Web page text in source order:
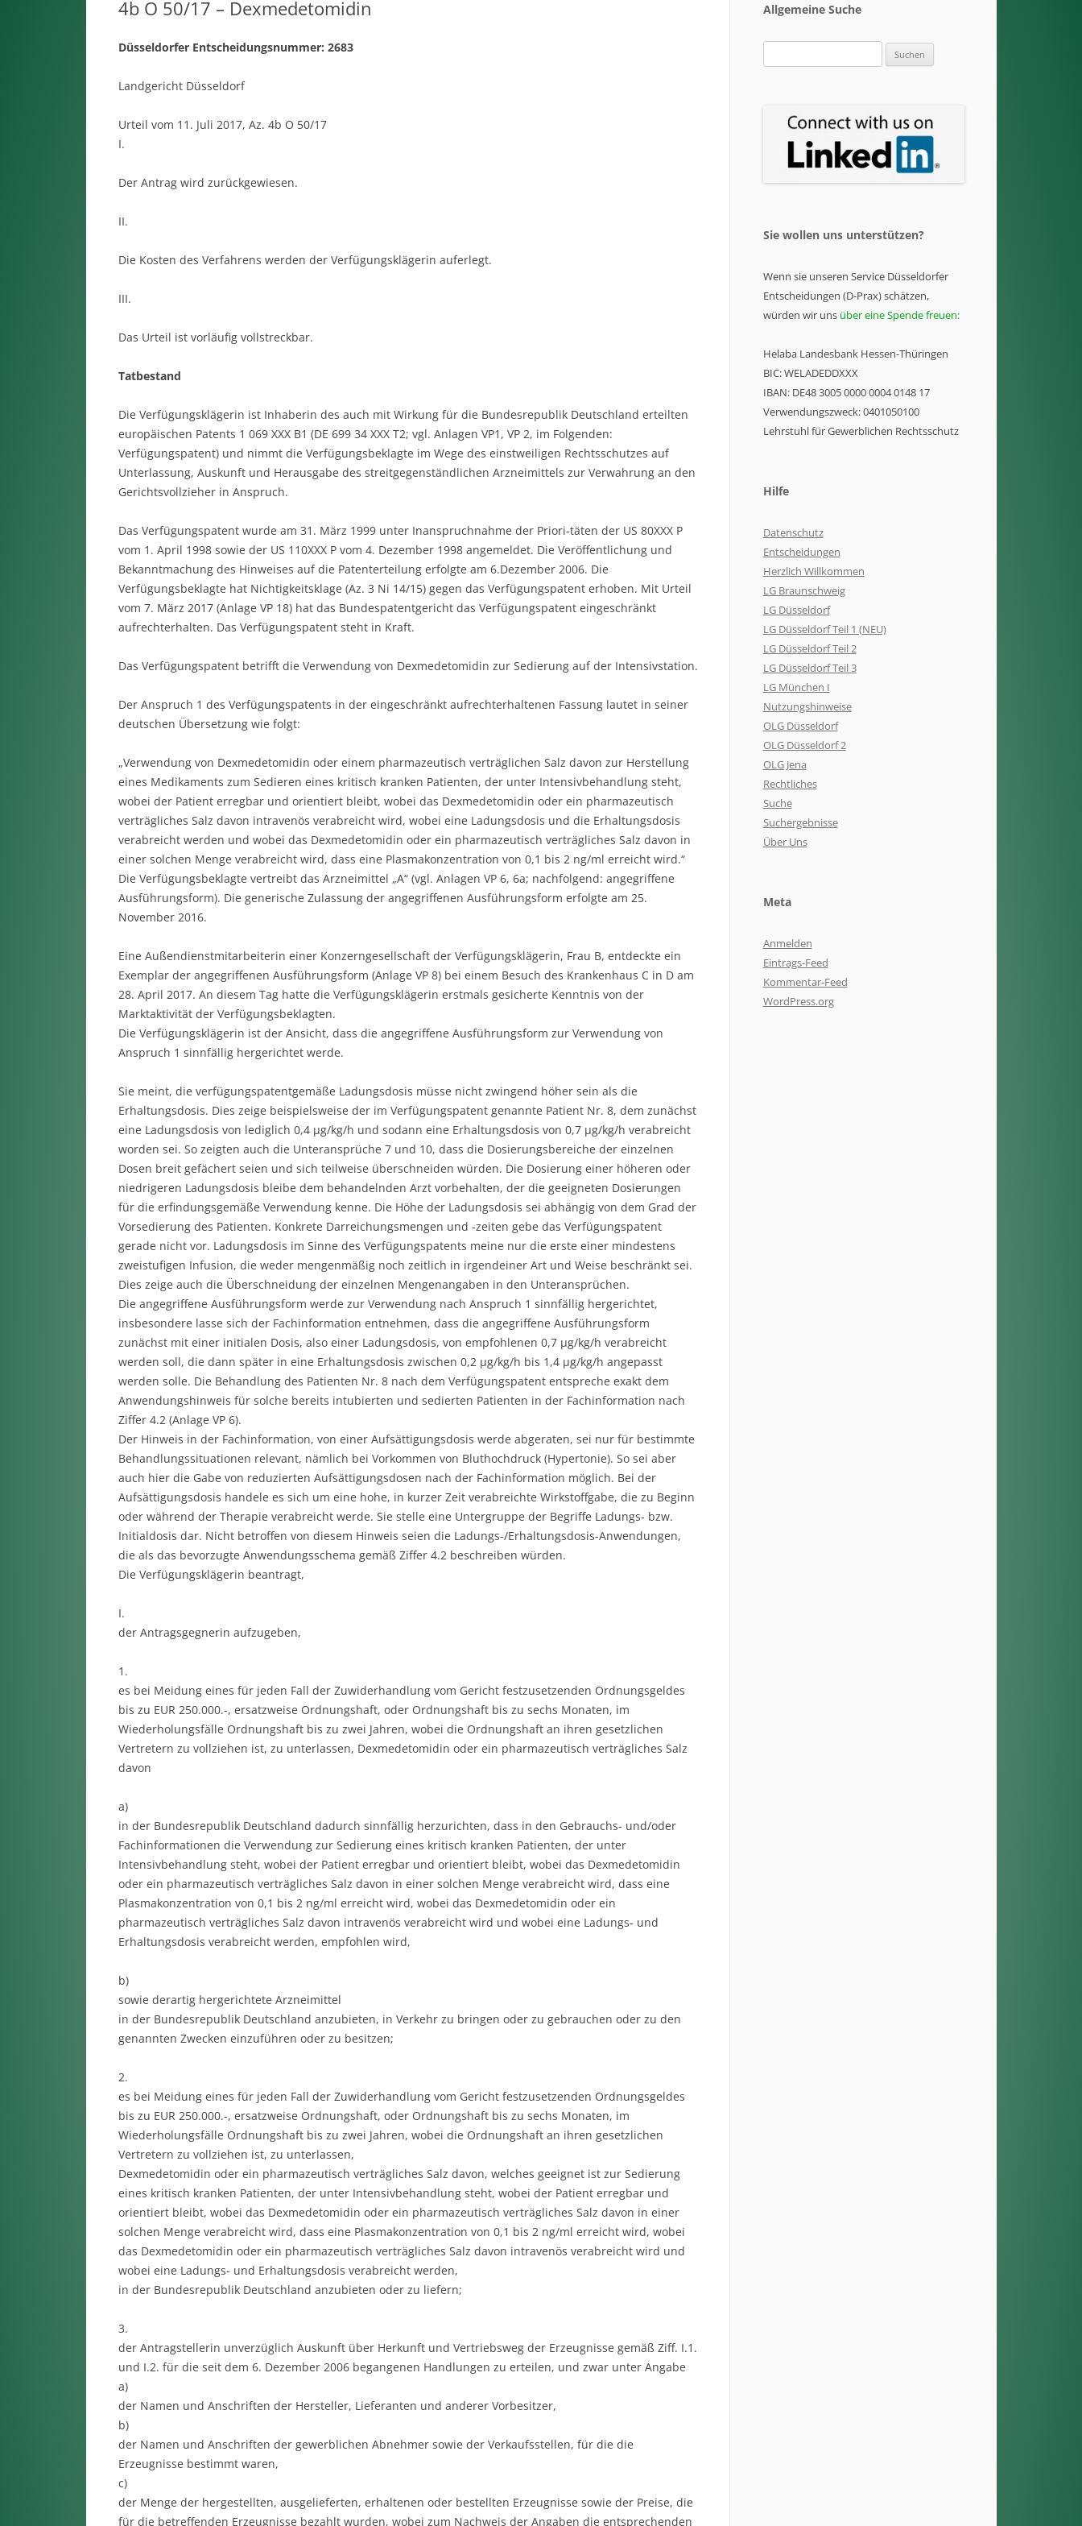
4b O 50/17 – Dexmedetomidin
Düsseldorfer Entscheidungsnummer: 2683
Landgericht Düsseldorf
Urteil vom 11. Juli 2017, Az. 4b O 50/17
I.
Der Antrag wird zurückgewiesen.
II.
Die Kosten des Verfahrens werden der Verfügungsklägerin auferlegt.
III.
Das Urteil ist vorläufig vollstreckbar.
Tatbestand
Die Verfügungsklägerin ist Inhaberin des auch mit Wirkung für die Bundesrepublik Deutschland erteilten
europäischen Patents 1 069 XXX B1 (DE 699 34 XXX T2; vgl. Anlagen VP1, VP 2, im Folgenden:
Verfügungspatent) und nimmt die Verfügungsbeklagte im Wege des einstweiligen Rechtsschutzes auf
Unterlassung, Auskunft und Herausgabe des streitgegenständlichen Arzneimittels zur Verwahrung an den
Gerichtsvollzieher in Anspruch.
Das Verfügungspatent wurde am 31. März 1999 unter Inanspruchnahme der Priori-täten der US 80XXX P
vom 1. April 1998 sowie der US 110XXX P vom 4. Dezember 1998 angemeldet. Die Veröffentlichung und
Bekanntmachung des Hinweises auf die Patenterteilung erfolgte am 6.Dezember 2006. Die
Verfügungsbeklagte hat Nichtigkeitsklage (Az. 3 Ni 14/15) gegen das Verfügungspatent erhoben. Mit Urteil
vom 7. März 2017 (Anlage VP 18) hat das Bundespatentgericht das Verfügungspatent eingeschränkt
aufrechterhalten. Das Verfügungspatent steht in Kraft.
Das Verfügungspatent betrifft die Verwendung von Dexmedetomidin zur Sedierung auf der Intensivstation.
Der Anspruch 1 des Verfügungspatents in der eingeschränkt aufrechterhaltenen Fassung lautet in seiner
deutschen Übersetzung wie folgt:
„Verwendung von Dexmedetomidin oder einem pharmazeutisch verträglichen Salz davon zur Herstellung
eines Medikaments zum Sedieren eines kritisch kranken Patienten, der unter Intensivbehandlung steht,
wobei der Patient erregbar und orientiert bleibt, wobei das Dexmedetomidin oder ein pharmazeutisch
verträgliches Salz davon intravenös verabreicht wird, wobei eine Ladungsdosis und die Erhaltungsdosis
verabreicht werden und wobei das Dexmedetomidin oder ein pharmazeutisch verträgliches Salz davon in
einer solchen Menge verabreicht wird, dass eine Plasmakonzentration von 0,1 bis 2 ng/ml erreicht wird.“
Die Verfügungsbeklagte vertreibt das Arzneimittel „A“ (vgl. Anlagen VP 6, 6a; nachfolgend: angegriffene
Ausführungsform). Die generische Zulassung der angegriffenen Ausführungsform erfolgte am 25.
November 2016.
Eine Außendienstmitarbeiterin einer Konzerngesellschaft der Verfügungsklägerin, Frau B, entdeckte ein
Exemplar der angegriffenen Ausführungsform (Anlage VP 8) bei einem Besuch des Krankenhaus C in D am
28. April 2017. An diesem Tag hatte die Verfügungsklägerin erstmals gesicherte Kenntnis von der
Marktaktivität der Verfügungsbeklagten.
Die Verfügungsklägerin ist der Ansicht, dass die angegriffene Ausführungsform zur Verwendung von
Anspruch 1 sinnfällig hergerichtet werde.
Sie meint, die verfügungspatentgemäße Ladungsdosis müsse nicht zwingend höher sein als die
Erhaltungsdosis. Dies zeige beispielsweise der im Verfügungspatent genannte Patient Nr. 8, dem zunächst
eine Ladungsdosis von lediglich 0,4 µg/kg/h und sodann eine Erhaltungsdosis von 0,7 µg/kg/h verabreicht
worden sei. So zeigten auch die Unteransprüche 7 und 10, dass die Dosierungsbereiche der einzelnen
Dosen breit gefächert seien und sich teilweise überschneiden würden. Die Dosierung einer höheren oder
niedrigeren Ladungsdosis bleibe dem behandelnden Arzt vorbehalten, der die geeigneten Dosierungen
für die erfindungsgemäße Verwendung kenne. Die Höhe der Ladungsdosis sei abhängig von dem Grad der
Vorsedierung des Patienten. Konkrete Darreichungsmengen und -zeiten gebe das Verfügungspatent
gerade nicht vor. Ladungsdosis im Sinne des Verfügungspatents meine nur die erste einer mindestens
zweistufigen Infusion, die weder mengenmäßig noch zeitlich in irgendeiner Art und Weise beschränkt sei.
Dies zeige auch die Überschneidung der einzelnen Mengenangaben in den Unteransprüchen.
Die angegriffene Ausführungsform werde zur Verwendung nach Anspruch 1 sinnfällig hergerichtet,
insbesondere lasse sich der Fachinformation entnehmen, dass die angegriffene Ausführungsform
zunächst mit einer initialen Dosis, also einer Ladungsdosis, von empfohlenen 0,7 µg/kg/h verabreicht
werden soll, die dann später in eine Erhaltungsdosis zwischen 0,2 µg/kg/h bis 1,4 µg/kg/h angepasst
werden solle. Die Behandlung des Patienten Nr. 8 nach dem Verfügungspatent entspreche exakt dem
Anwendungshinweis für solche bereits intubierten und sedierten Patienten in der Fachinformation nach
Ziffer 4.2 (Anlage VP 6).
Der Hinweis in der Fachinformation, von einer Aufsättigungsdosis werde abgeraten, sei nur für bestimmte
Behandlungssituationen relevant, nämlich bei Vorkommen von Bluthochdruck (Hypertonie). So sei aber
auch hier die Gabe von reduzierten Aufsättigungsdosen nach der Fachinformation möglich. Bei der
Aufsättigungsdosis handele es sich um eine hohe, in kurzer Zeit verabreichte Wirkstoffgabe, die zu Beginn
oder während der Therapie verabreicht werde. Sie stelle eine Untergruppe der Begriffe Ladungs- bzw.
Initialdosis dar. Nicht betroffen von diesem Hinweis seien die Ladungs-/Erhaltungsdosis-Anwendungen,
die als das bevorzugte Anwendungsschema gemäß Ziffer 4.2 beschreiben würden.
Die Verfügungsklägerin beantragt,
I.
der Antragsgegnerin aufzugeben,
1.
es bei Meidung eines für jeden Fall der Zuwiderhandlung vom Gericht festzusetzenden Ordnungsgeldes
bis zu EUR 250.000.-, ersatzweise Ordnungshaft, oder Ordnungshaft bis zu sechs Monaten, im
Wiederholungsfälle Ordnungshaft bis zu zwei Jahren, wobei die Ordnungshaft an ihren gesetzlichen
Vertretern zu vollziehen ist, zu unterlassen, Dexmedetomidin oder ein pharmazeutisch verträgliches Salz
davon
a)
in der Bundesrepublik Deutschland dadurch sinnfällig herzurichten, dass in den Gebrauchs- und/oder
Fachinformationen die Verwendung zur Sedierung eines kritisch kranken Patienten, der unter
Intensivbehandlung steht, wobei der Patient erregbar und orientiert bleibt, wobei das Dexmedetomidin
oder ein pharmazeutisch verträgliches Salz davon in einer solchen Menge verabreicht wird, dass eine
Plasmakonzentration von 0,1 bis 2 ng/ml erreicht wird, wobei das Dexmedetomidin oder ein
pharmazeutisch verträgliches Salz davon intravenös verabreicht wird und wobei eine Ladungs- und
Erhaltungsdosis verabreicht werden, empfohlen wird,
b)
sowie derartig hergerichtete Arzneimittel
in der Bundesrepublik Deutschland anzubieten, in Verkehr zu bringen oder zu gebrauchen oder zu den
genannten Zwecken einzuführen oder zu besitzen;
2.
es bei Meidung eines für jeden Fall der Zuwiderhandlung vom Gericht festzusetzenden Ordnungsgeldes
bis zu EUR 250.000.-, ersatzweise Ordnungshaft, oder Ordnungshaft bis zu sechs Monaten, im
Wiederholungsfälle Ordnungshaft bis zu zwei Jahren, wobei die Ordnungshaft an ihren gesetzlichen
Vertretern zu vollziehen ist, zu unterlassen,
Dexmedetomidin oder ein pharmazeutisch verträgliches Salz davon, welches geeignet ist zur Sedierung
eines kritisch kranken Patienten, der unter Intensivbehandlung steht, wobei der Patient erregbar und
orientiert bleibt, wobei das Dexmedetomidin oder ein pharmazeutisch verträgliches Salz davon in einer
solchen Menge verabreicht wird, dass eine Plasmakonzentration von 0,1 bis 2 ng/ml erreicht wird, wobei
das Dexmedetomidin oder ein pharmazeutisch verträgliches Salz davon intravenös verabreicht wird und
wobei eine Ladungs- und Erhaltungsdosis verabreicht werden,
in der Bundesrepublik Deutschland anzubieten oder zu liefern;
3.
der Antragstellerin unverzüglich Auskunft über Herkunft und Vertriebsweg der Erzeugnisse gemäß Ziff. I.1.
und I.2. für die seit dem 6. Dezember 2006 begangenen Handlungen zu erteilen, und zwar unter Angabe
a)
der Namen und Anschriften der Hersteller, Lieferanten und anderer Vorbesitzer,
b)
der Namen und Anschriften der gewerblichen Abnehmer sowie der Verkaufsstellen, für die die
Erzeugnisse bestimmt waren,
c)
der Menge der hergestellten, ausgelieferten, erhaltenen oder bestellten Erzeugnisse sowie der Preise, die
für die betreffenden Erzeugnisse bezahlt wurden, wobei zum Nachweis der Angaben die entsprechenden
Allgemeine Suche
nach:
Sie wollen uns unterstützen?
Wenn sie unseren Service Düsseldorfer
Entscheidungen (D-Prax) schätzen,
würden wir uns über eine Spende freuen:
Helaba Landesbank Hessen-Thüringen
BIC: WELADEDDXXX
IBAN: DE48 3005 0000 0004 0148 17
Verwendungszweck: 0401050100
Lehrstuhl für Gewerblichen Rechtsschutz
Hilfe
Datenschutz
Entscheidungen
Herzlich Willkommen
LG Braunschweig
LG Düsseldorf
LG Düsseldorf Teil 1 (NEU)
LG Düsseldorf Teil 2
LG Düsseldorf Teil 3
LG München I
Nutzungshinweise
OLG Düsseldorf
OLG Düsseldorf 2
OLG Jena
Rechtliches
Suche
Suchergebnisse
Über Uns
Meta
Anmelden
Eintrags-Feed
Kommentar-Feed
WordPress.org